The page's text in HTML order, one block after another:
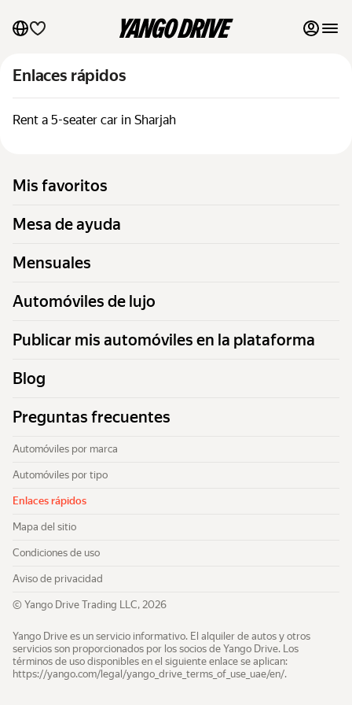
Mis favoritos
Mesa de ayuda
Automóviles de lujo
Publicar mis automóviles en la plataforma
Blog
Preguntas frecuentes
Automóviles por marca
Enlaces rápidos
Mapa del sitio
Condiciones de uso
Aviso de privacidad
Enlaces rápidos
Rent a 5-seater car in Sharjah
Mis favoritos
Mesa de ayuda
Mensuales
Automóviles de lujo
Publicar mis automóviles en la plataforma
Blog
Preguntas frecuentes
Automóviles por marca
Automóviles por tipo
Enlaces rápidos
Mapa del sitio
Condiciones de uso
Aviso de privacidad
© Yango Drive Trading LLC, 2026
Yango Drive es un servicio informativo. El alquiler de autos y otros
servicios son proporcionados por los socios de Yango Drive. Los
términos de uso disponibles en el siguiente enlace se aplican:
https://yango.com/legal/​yango_drive_terms_of_use_uae/en/.